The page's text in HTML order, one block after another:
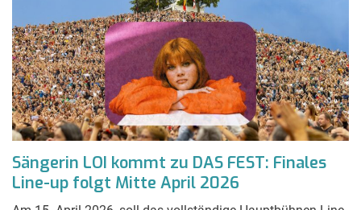
Sängerin LOI kommt zu DAS FEST: Finales
Line-up folgt Mitte April 2026